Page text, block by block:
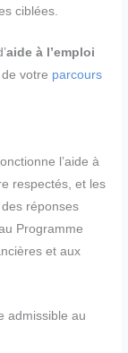
ciblées.
aide à l’emploi
votre parcours
l’aide à
respectés, et les
réponses
Programme
et aux
admissible au